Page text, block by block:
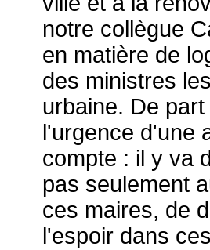
notre collègue
en matière de
des ministres
urbaine. De
l'urgence d'une
compte : il y va
pas seulement
ces maires, de
l'espoir dans